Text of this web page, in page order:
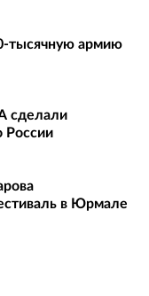
тысячную армию
сделали
России
в Юрмале